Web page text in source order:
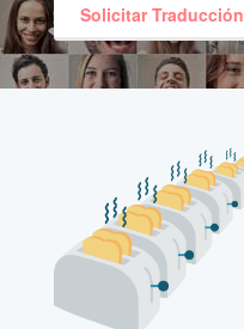
Solicitar Traducción